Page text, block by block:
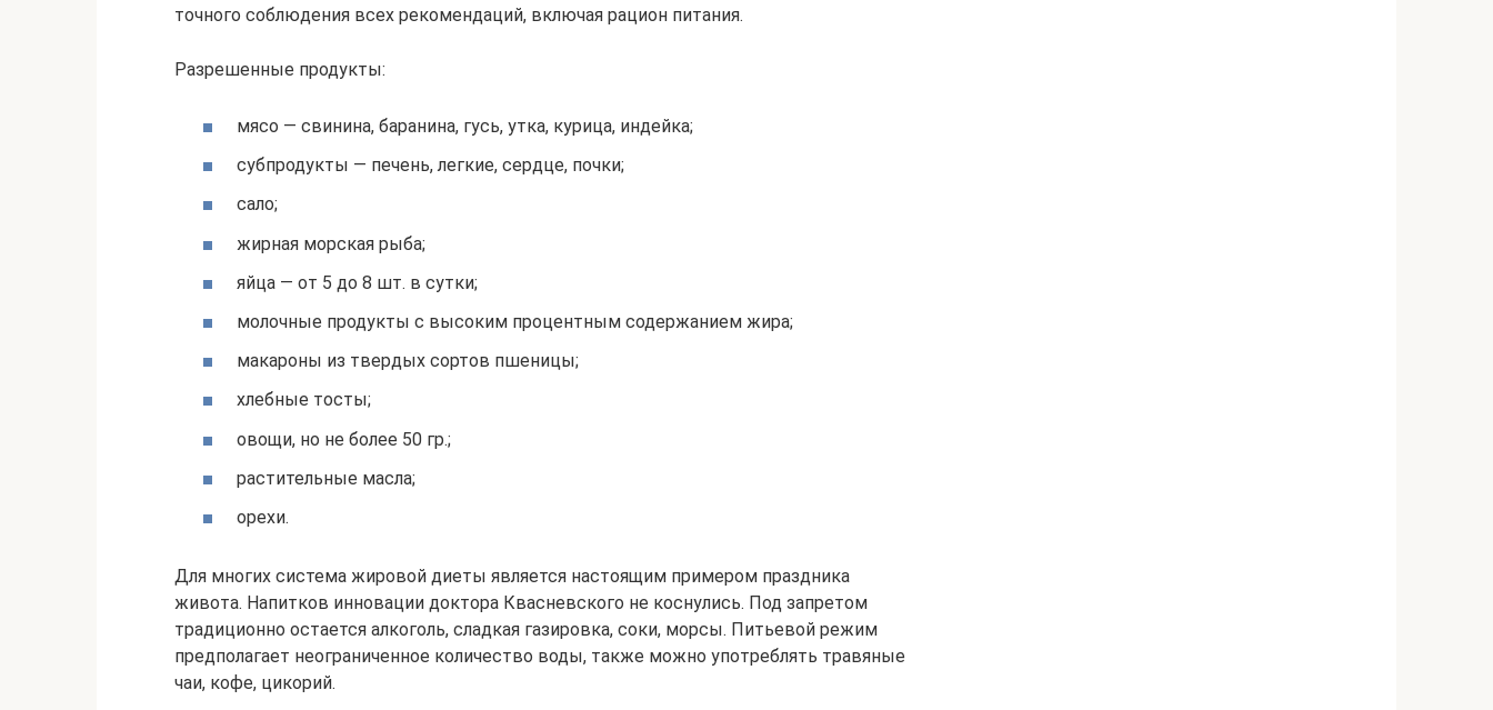
точного соблюдения всех рекомендаций, включая рацион питания.
Разрешенные продукты:
мясо — свинина, баранина, гусь, утка, курица, индейка;
субпродукты — печень, легкие, сердце, почки;
сало;
жирная морская рыба;
яйца — от 5 до 8 шт. в сутки;
молочные продукты с высоким процентным содержанием жира;
макароны из твердых сортов пшеницы;
хлебные тосты;
овощи, но не более 50 гр.;
растительные масла;
орехи.
Для многих система жировой диеты является настоящим примером праздника
живота. Напитков инновации доктора Квасневского не коснулись. Под запретом
традиционно остается алкоголь, сладкая газировка, соки, морсы. Питьевой режим
предполагает неограниченное количество воды, также можно употреблять травяные
чаи, кофе, цикорий.